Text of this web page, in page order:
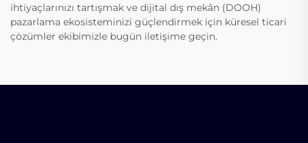
ihtiyaçlarınızı tartışmak ve dijital dış mekân (DOOH)
pazarlama ekosisteminizi güçlendirmek için küresel ticari
çözümler ekibimizle bugün iletişime geçin.